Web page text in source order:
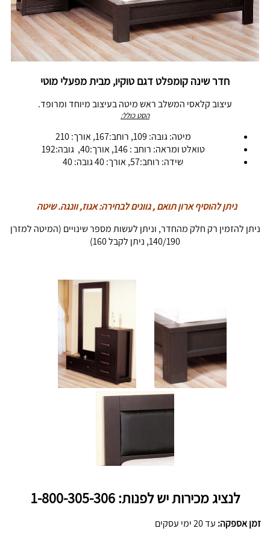
חדר שינה קומפלט דגם טוקיו, מבית מפעלי מוטי
עיצוב קלאסי המשלב ראש מיטה בעיצוב מיוחד ומרופד.
הסט כולל:
מיטה: גובה: 109, רוחב:167, אורך: 210
טואלט ומראה: רוחב : 146, אורך:40, גובה:192
שידה: רוחב:57, אורך: 40 גובה: 40
ניתן להוסיף ארון תואם , גוונים לבחירה: אגוז, וונגה. שיטה
ניתן להזמין רק חלק מהחדר, וניתן לעשות מספר שינויים (המיטה למזרן
140/190, ניתן לקבל 160)
לנציג מכירות יש לפנות: 1-800-305-306
זמן אספקה: עד 20 ימי עסקים